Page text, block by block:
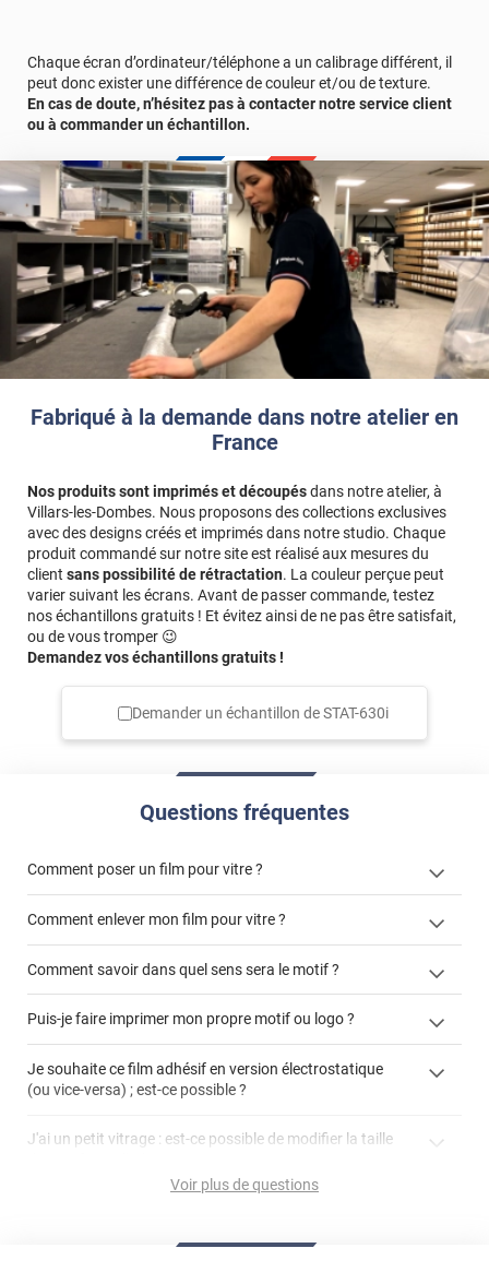
Fabriqué à la demande dans notre atelier en
France
Nos produits sont imprimés et découpésdans notre atelier, à
Villars-les-Dombes. Nous proposons des collections exclusives
avec des designs créés et imprimés dans notre studio. Chaque
produit commandé sur notre site est réalisé aux mesures du
client sans possibilité de rétractation. La couleur perçue peut
varier suivant les écrans. Avant de passer commande, testez
nos échantillons gratuits ! Et évitez ainsi de ne pas être satisfait,
ou de vous tromper 😉
Demandez vos échantillons gratuits !
Demander un échantillon deSTAT-630i
Questions fréquentes
Comment poser un film pour vitre ?
cet article
cet
article
Comment enlever mon film pour vitre ?
enlever et stocker
Comment savoir dans quel sens sera le motif ?
Puis-je faire imprimer mon propre motif ou logo ?
personnaliser
Je souhaite ce film adhésif en version électrostatique
(ou vice-versa) ; est-ce possible ?
J'ai un petit vitrage : est-ce possible de modifier la taille
impression personnalisée
Voir plus de questions
Référence produit :STAT630i.
Chaque écran d’ordinateur/téléphone a un calibrage différent, il
peut donc exister une différence de couleur et/ou de texture.
En cas de doute, n’hésitez pas à contacter notre service client
ou à commander un échantillon.